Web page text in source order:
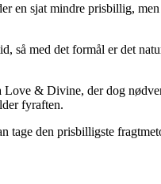
en sjat mindre prisbillig,
med det formål er det
& Divine, der dog
fyraften.
tage den prisbilligste